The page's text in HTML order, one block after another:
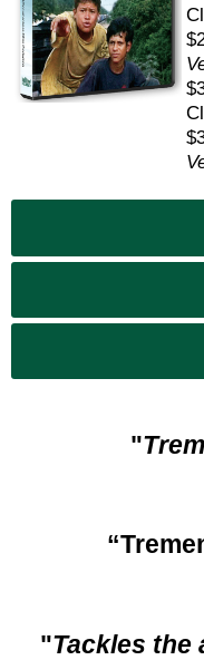
"
"Tackles the